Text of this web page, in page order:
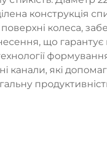
конструкція
колеса,
що гарантує
канали, які